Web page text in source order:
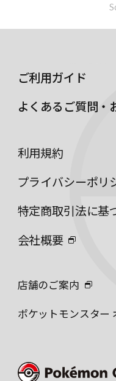
ご利用ガイド
よくあるご質問・
利用規約
プライバシーポリ
特定商取引法に基
会社概要
店舗のご案内
ポケットモンスター